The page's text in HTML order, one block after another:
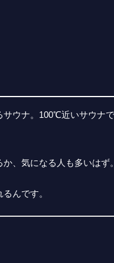
ウナ。100℃近いサウナ
、気になる人も多いはず。
んです。